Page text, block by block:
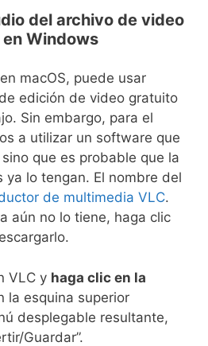
del archivo de video
en Windows
macOS, puede usar
edición de video gratuito
Sin embargo, para el
a utilizar un software que
que es probable que la
ya lo tengan. El nombre del
de multimedia VLC.
aún no lo tiene, haga clic
VLC y haga clic en la
la esquina superior
desplegable resultante,
Guardar”.